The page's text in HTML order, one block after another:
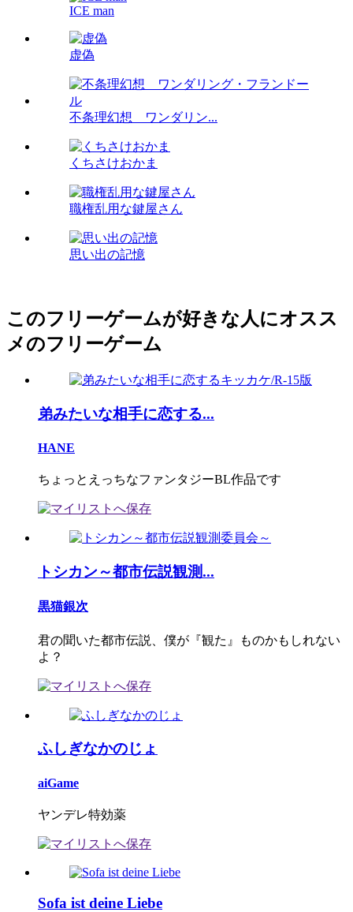
ICE man
虚偽
不条理幻想 ワンダリン...
くちさけおかま
職権乱用な鍵屋さん
思い出の記憶
このフリーゲームが好きな人にオスス
メのフリーゲーム
弟みたいな相手に恋する...
HANE
ちょっとえっちなファンタジーBL作品です
トシカン～都市伝説観測...
黒猫銀次
君の聞いた都市伝説、僕が『観た』ものかもしれない
よ？
ふしぎなかのじょ
aiGame
ヤンデレ特効薬
Sofa ist deine Liebe